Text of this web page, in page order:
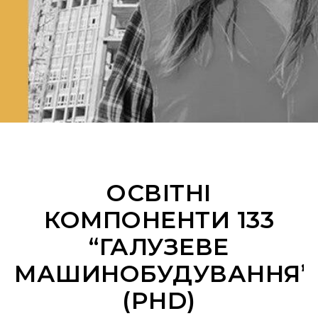
ОСВІТНІ
КОМПОНЕНТИ 133
“ГАЛУЗЕВЕ
МАШИНОБУДУВАННЯ”
(PHD)